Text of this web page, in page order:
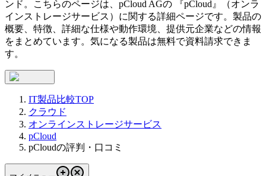
ンド。こちらのページは、 pCloud AGの 『pCloud 』（オンラ
インストレージサービス ）に関する詳細ページです。製品の
概要、特徴、詳細な仕様や動作環境、提供元企業などの情報
をまとめています。気になる製品は無料で資料請求できま
す。
IT製品比較TOP
クラウド
オンラインストレージサービス
pCloud
pCloudの評判・口コミ